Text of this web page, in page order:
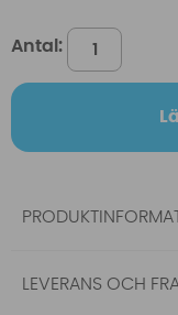
Antal:
LEVERANS OCH